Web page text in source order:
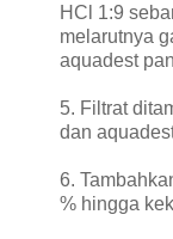
HCl 1:9
melarutnya
aquadest
5. Filtrat
dan
6.
% hingga